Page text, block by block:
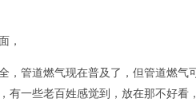
，
管道燃气现在普及了，但管道燃气
有一些老百姓感觉到，放在那不好